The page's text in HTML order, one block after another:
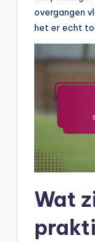
overgangen
het er echt
Wat